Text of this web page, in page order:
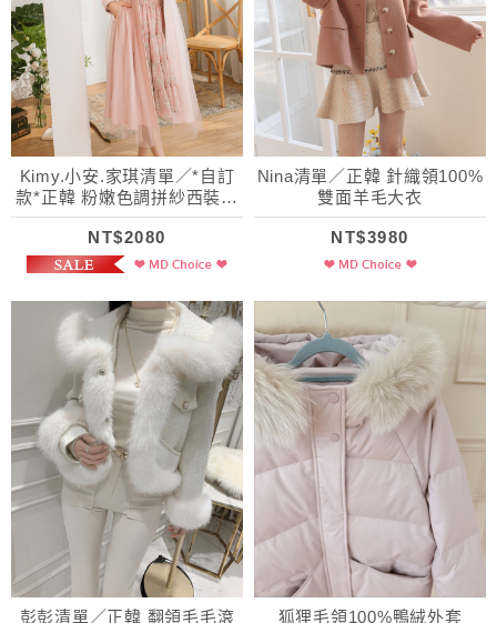
Kimy.小安.家琪清單／*自訂
款*正韓 粉嫩色調拼紗西裝風
衣(附腰帶)
NT$2080
Nina清單／正韓 針織領100%
雙面羊毛大衣
NT$3980
彭彭清單／正韓 翻領毛毛滾
狐狸毛領100%鴨絨外套